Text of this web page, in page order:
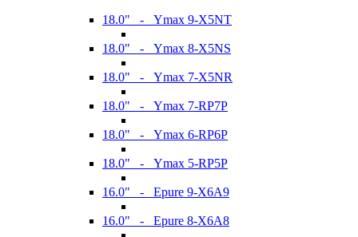
18.0" - Ymax 9-X5NT
18.0" - Ymax 8-X5NS
18.0" - Ymax 7-X5NR
18.0" - Ymax 7-RP7P
18.0" - Ymax 6-RP6P
18.0" - Ymax 5-RP5P
16.0" - Epure 9-X6A9
16.0" - Epure 8-X6A8